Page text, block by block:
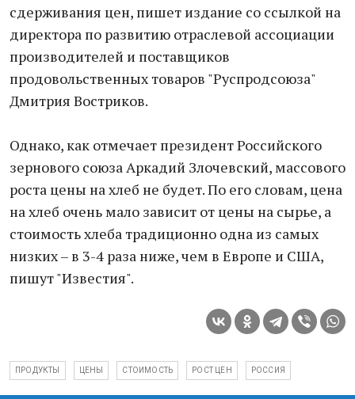
сдерживания цен, пишет издание со ссылкой на
директора по развитию отраслевой ассоциации
производителей и поставщиков
продовольственных товаров "Руспродсоюза"
Дмитрия Востриков.
Однако, как отмечает президент Российского
зернового союза Аркадий Злочевский, массового
роста цены на хлеб не будет. По его словам, цена
на хлеб очень мало зависит от цены на сырье, а
стоимость хлеба традиционно одна из самых
низких – в 3-4 раза ниже, чем в Европе и США,
пишут "Известия".
ПРОДУКТЫ ЦЕНЫ СТОИМОСТЬ РОСТ ЦЕН РОССИЯ